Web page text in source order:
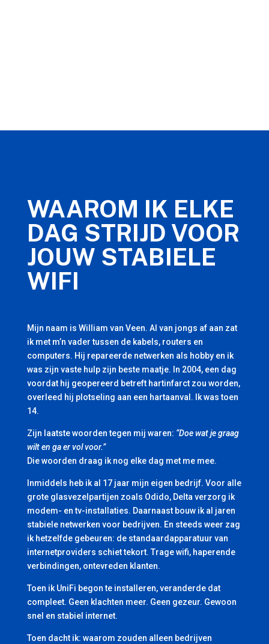
WAAROM IK ELKE
DAG STRIJD VOOR
JOUW STABIELE
WIFI
Mijn naam is William van Veen. Al van jongs af aan zat
ik met m’n vader tussen de kabels, routers en
computers. Hij repareerde netwerken als hobby en ik
was zijn vaste hulp zijn beste maatje. In 2004, een dag
voordat hij geopereerd betreft hartinfarct zou worden,
overleed hij plotseling aan een hartaanval. Ik was toen
14.
Zijn laatste woorden tegen mij waren: “Doe wat je graag
wilt en ga er vol voor.”
Die woorden draag ik nog elke dag met me mee.
Inmiddels heb ik al 17 jaar mijn eigen bedrijf. Voor alle
grote glasvezelpartijen zoals Odido, Delta verzorg ik
modem- en tv-installaties. Daarnaast bouw ik al jaren
stabiele netwerken voor bedrijven. En steeds weer zag
ik hetzelfde gebeuren: de standaardapparatuur van
internetproviders schiet tekort. Trage wifi, haperende
verbindingen, ontevreden klanten.
Toen ik UniFi begon te installeren, veranderde dat
compleet. Geen klachten meer. Geen gezeur. Gewoon
snel en stabiel internet.
Toen dacht ik: waarom zouden alleen bedrijven